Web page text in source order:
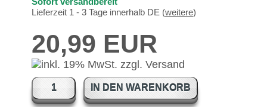
Lieferzeit 1 - 3 Tage innerhalb DE (weitere)
20,99 EUR
IN DEN WARENKORB